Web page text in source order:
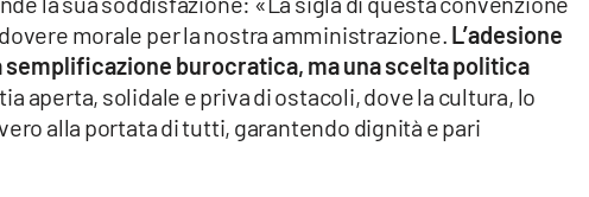
morale per la nostra amministrazione. L’adesione
semplificazione burocratica, ma una scelta politica
aperta, solidale e priva di ostacoli, dove la cultura, lo
alla portata di tutti, garantendo dignità e pari